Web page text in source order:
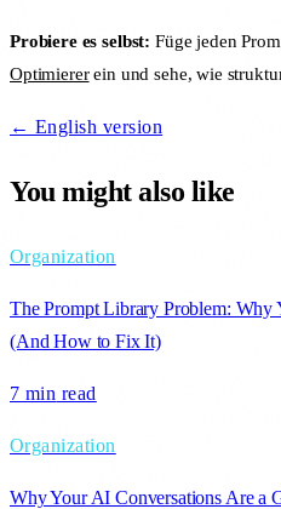
Probiere es selbst: Füge jeden
Optimiererein und sehe, wie
← English version
You might also like
Organization
The Prompt Library Problem: Why
(And How to Fix It)
7 min read
Organization
Why Your AI Conversations Are a